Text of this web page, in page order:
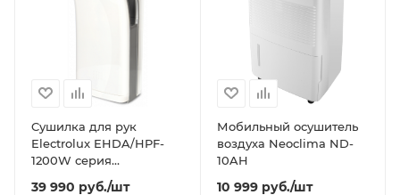
Cушилка для рук
Electrolux EHDA/HPF-
1200W серия
SUBMERSIBLE
39 990 руб./шт
Мобильный осушитель
воздуха Neoclima ND-
10AH
10 999руб./шт